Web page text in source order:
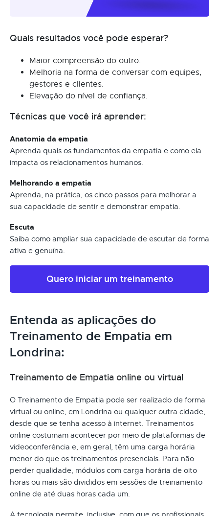
Quais resultados você pode esperar?
Maior compreensão do outro.
Melhoria na forma de conversar com equipes,
gestores e clientes.
Elevação do nível de confiança.
Técnicas que você irá aprender:
Anatomia da empatia
Aprenda quais os fundamentos da empatia e como ela
impacta os relacionamentos humanos.
Melhorando a empatia
Aprenda, na prática, os cinco passos para melhorar a
sua capacidade de sentir e demonstrar empatia.
Escuta
Saiba como ampliar sua capacidade de escutar de forma
ativa e genuína.
Quero iniciar um treinamento
Entenda as aplicações do
Treinamento de Empatia em
Londrina:
Treinamento de Empatia online ou virtual
O Treinamento de Empatia pode ser realizado de forma
virtual ou online, em Londrina ou qualquer outra cidade,
desde que se tenha acesso à internet. Treinamentos
online costumam acontecer por meio de plataformas de
videoconferência e, em geral, têm uma carga horária
menor do que os treinamentos presenciais. Para não
perder qualidade, módulos com carga horária de oito
horas ou mais são divididos em sessões de treinamento
online de até duas horas cada um.